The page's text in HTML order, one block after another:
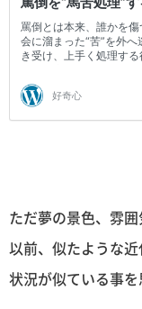
ただ夢の景色、雰
以前、似たような
状況が似ている事